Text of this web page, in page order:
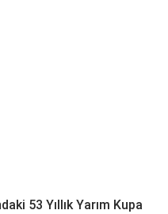
53 Yıllık Yarım Kupa